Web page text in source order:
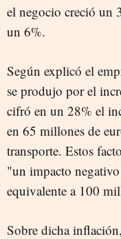
el negocio creció un
un 6%.
Según explicó el
se produjo por el
cifró en un 28% el
en 65 millones de
transporte. Estos
"un impacto
equivalente a 100
Sobre dicha inflación,